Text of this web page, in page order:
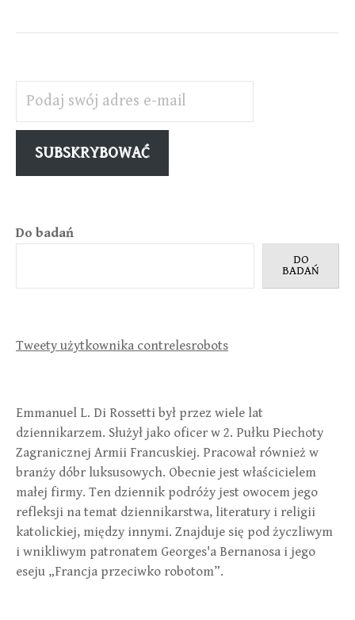
Podaj swój adres e-mail
SUBSKRYBOWAĆ
Do badań
DO
BADAŃ
Tweety użytkownika contrelesrobots
Emmanuel L. Di Rossetti był przez wiele lat
dziennikarzem. Służył jako oficer w 2. Pułku Piechoty
Zagranicznej Armii Francuskiej. Pracował również w
branży dóbr luksusowych. Obecnie jest właścicielem
małej firmy. Ten dziennik podróży jest owocem jego
refleksji na temat dziennikarstwa, literatury i religii
katolickiej, między innymi. Znajduje się pod życzliwym
i wnikliwym patronatem Georges'a Bernanosa i jego
eseju „Francja przeciwko robotom”.